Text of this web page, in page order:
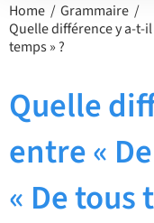
Home
Grammaire
Quelle différence y a-t-
temps » ?
Quelle
entre «
« De tous